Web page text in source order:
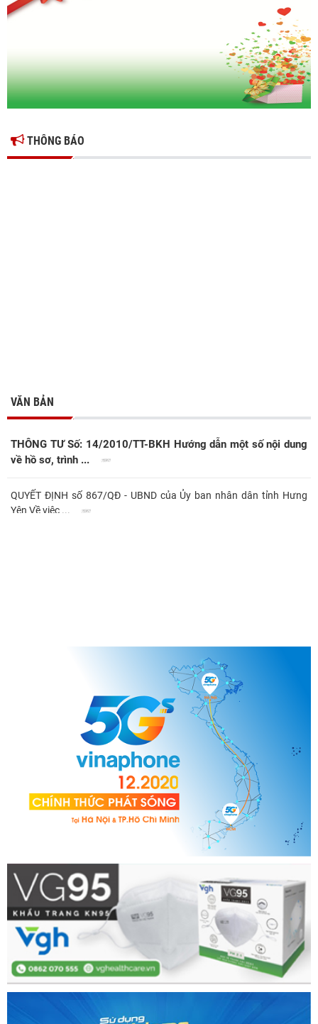
Hiệp hội doanh nghiệp tỉnh Hưng Yên: Cập nhật chính sách thuế mới
THÔNG BÁO
VĂN BẢN
THÔNG TƯ Số: 14/2010/TT-BKH Hướng dẫn một số nội dung
về hồ sơ, trình ...
QUYẾT ĐỊNH số 867/QĐ - UBND của Ủy ban nhân dân tỉnh Hưng
Yên Về việc ...